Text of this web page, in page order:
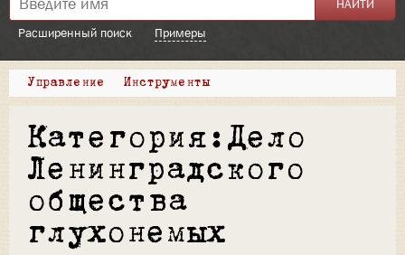
Расширенный поиск Примеры
Управление Инструменты
Категория:Дело
Ленинградского
общества
глухонемых